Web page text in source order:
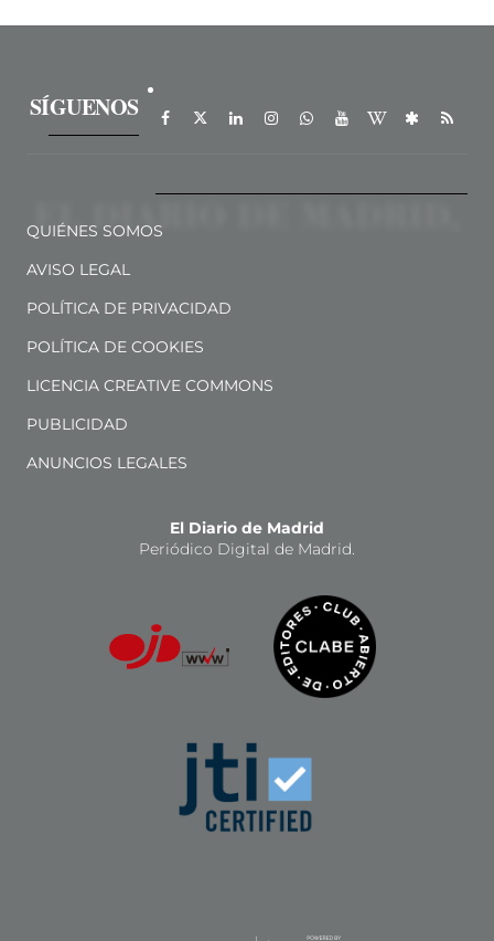
SÍGUENOS
QUIÉNES SOMOS
AVISO LEGAL
POLÍTICA DE PRIVACIDAD
POLÍTICA DE COOKIES
LICENCIA CREATIVE COMMONS
PUBLICIDAD
ANUNCIOS LEGALES
El Diario de Madrid
Periódico Digital de Madrid.